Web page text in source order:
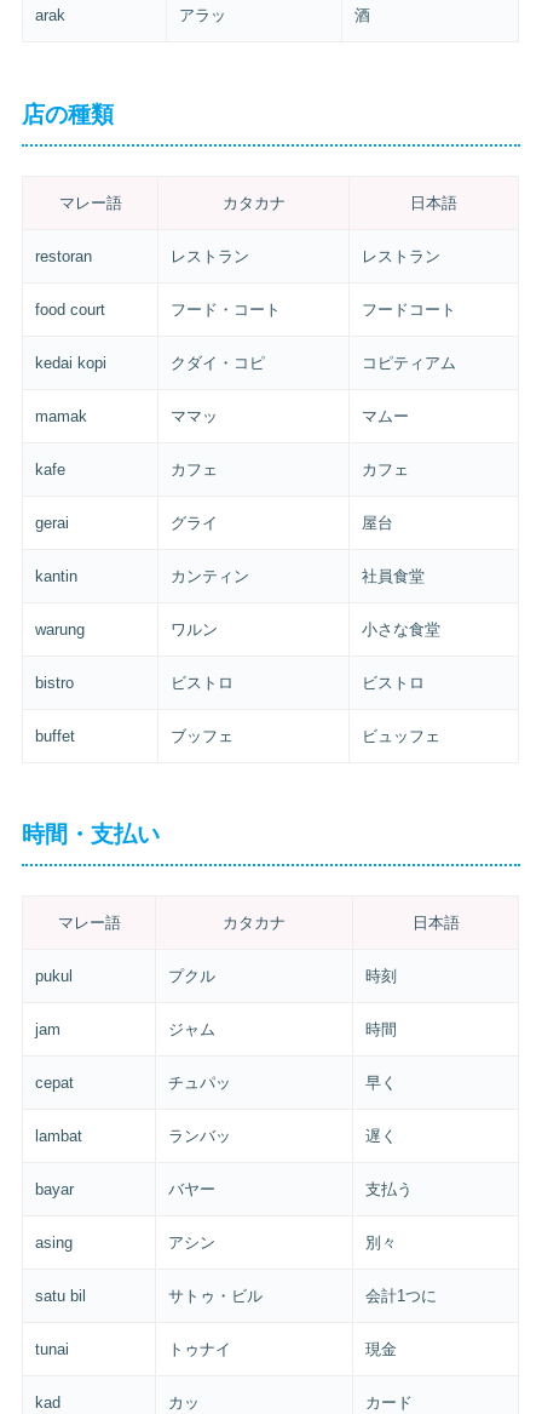
arak アラッ 酒
店の種類
マレー語 カタカナ 日本語
restoran レストラン レストラン
food court フード・コート フードコート
kedai kopi クダイ・コピ コピティアム
mamak ママッ マムー
kafe カフェ カフェ
gerai グライ 屋台
kantin カンティン 社員食堂
warung ワルン 小さな食堂
bistro ビストロ ビストロ
buffet ブッフェ ビュッフェ
時間・支払い
マレー語 カタカナ 日本語
pukul プクル 時刻
jam ジャム 時間
cepat チュパッ 早く
lambat ランバッ 遅く
bayar バヤー 支払う
asing アシン 別々
satu bil サトゥ・ビル 会計1つに
tunai トゥナイ 現金
kad カッ カード